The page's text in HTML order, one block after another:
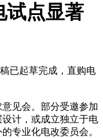
试点显著
草完成，直购电
会。部分受邀参加
计，或成立独立于电
业化电改委员会。